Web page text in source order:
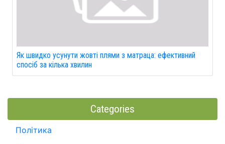
Як швидко усунути жовті плями з матраца: ефективний
спосіб за кілька хвилин
Categories
Політика